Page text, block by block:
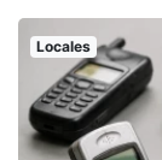
Locales